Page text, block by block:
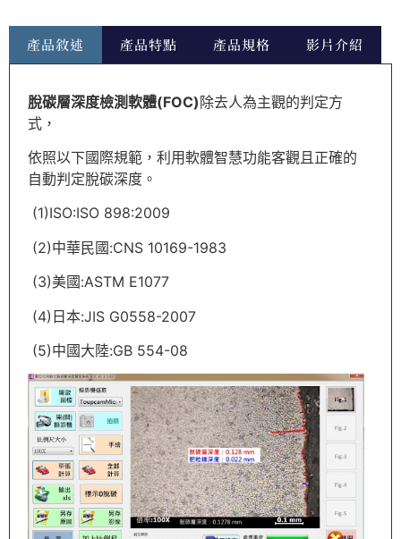
產品敘述 產品特點 產品規格 影片介紹
脫碳層深度檢測軟體(FOC)除去人為主觀的判定方
式，
依照以下國際規範，利用軟體智慧功能客觀且正確的
自動判定脫碳深度。
(1)ISO:ISO 898:2009
(2)中華民國:CNS 10169-1983
(3)美國:ASTM E1077
(4)日本:JIS G0558-2007
(5)中國大陸:GB 554-08